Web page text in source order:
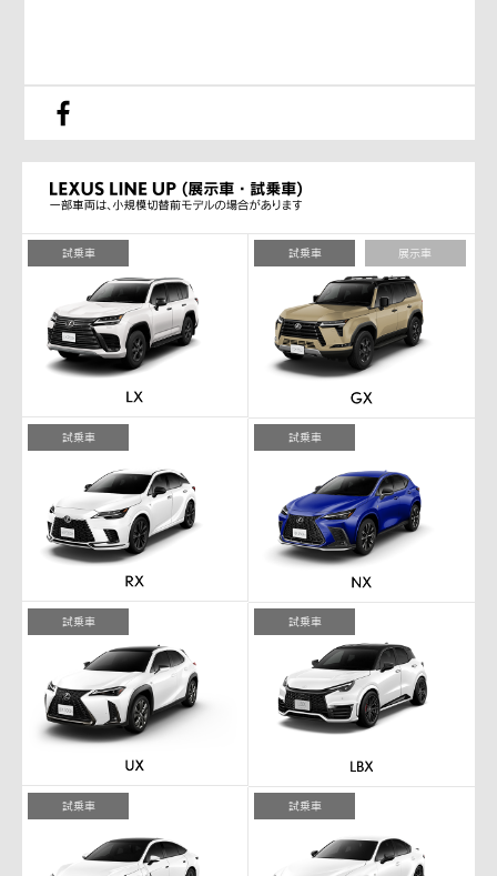
試乗車 試乗車 展示車
試乗車 試乗車
試乗車 試乗車
試乗車 試乗車